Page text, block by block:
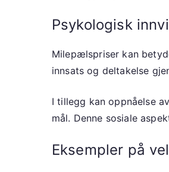
Psykologisk
Milepælspriser kan
innsats og deltakelse
I tillegg kan oppnåelse
mål. Denne sosiale
Eksempler på